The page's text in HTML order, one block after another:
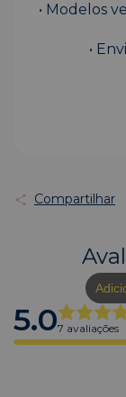
• Modelos
•
Compartilhar
5.07 avaliações